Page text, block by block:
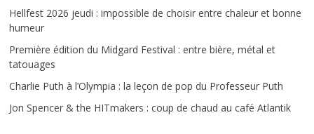
Hellfest 2026 jeudi : impossible de choisir entre chaleur et bonne
humeur
Première édition du Midgard Festival : entre bière, métal et
tatouages
Charlie Puth à l’Olympia : la leçon de pop du Professeur Puth
Jon Spencer & the HITmakers : coup de chaud au café Atlantik